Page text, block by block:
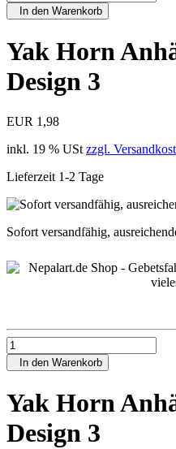
In den Warenkorb
Yak Horn
Design 3
EUR 1,98
inkl. 19 % USt zzgl.
Lieferzeit 1-2 Tage
Sofort versandfähig,
In den Warenkorb
Yak Horn
Design 3